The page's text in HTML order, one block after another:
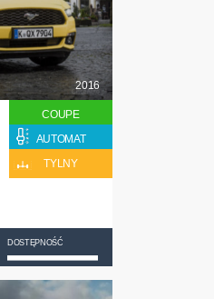
2016
COUPE
AUTOMAT
TYLNY
DOSTĘPNOŚĆ